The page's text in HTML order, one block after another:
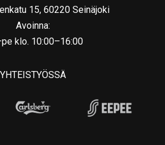
15, 60220 Seinäjoki
Avoinna:
klo. 10:00–16:00
YHTEISTYÖSSÄ